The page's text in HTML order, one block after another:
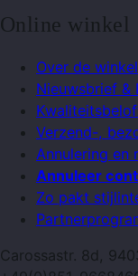
Online winkel
Over de winkel
Nieuwsbrief &
Verzend-,
Annulering en
Annuleer
Zo pakt
Carossastr. 8d,